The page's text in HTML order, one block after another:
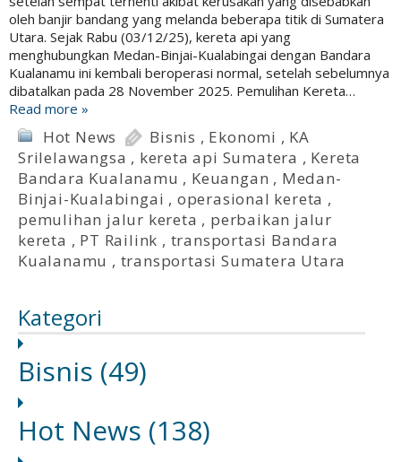
oleh banjir bandang yang melanda beberapa titik di Sumatera
Utara. Sejak Rabu (03/12/25), kereta api yang
menghubungkan Medan-Binjai-Kualabingai dengan Bandara
Kualanamu ini kembali beroperasi normal, setelah sebelumnya
dibatalkan pada 28 November 2025. Pemulihan Kereta…
Read more »
Hot News Bisnis , Ekonomi , KA
Srilelawangsa , kereta api Sumatera , Kereta
Bandara Kualanamu , Keuangan , Medan-
Binjai-Kualabingai , operasional kereta ,
pemulihan jalur kereta , perbaikan jalur
kereta , PT Railink , transportasi Bandara
Kualanamu , transportasi Sumatera Utara
Kategori
Bisnis (49)
Hot News (138)